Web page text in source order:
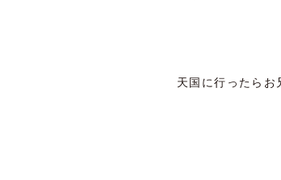
天国に行ったらお